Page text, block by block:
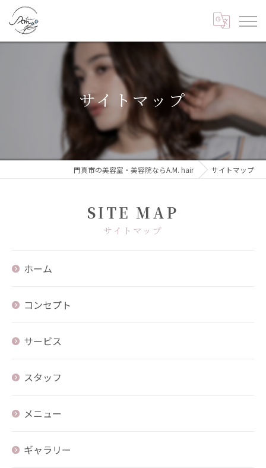
サイトマップ
門真市の美容室・美容院ならA.M. hair サイトマップ
サイトマップ
SITE MAP
ホーム
コンセプト
サービス
スタッフ
メニュー
ギャラリー